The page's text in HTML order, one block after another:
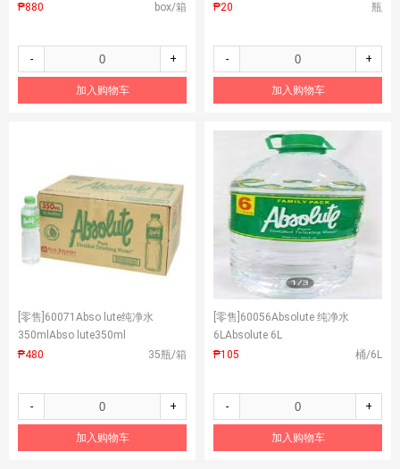
₱880
box/箱
- +
加入购物车
₱20
瓶
- +
加入购物车
[零售] 60071Abso lute纯净水
350mlAbso lute350ml
₱480
35瓶/箱
- +
加入购物车
[零售] 60056Absolute 纯净水
6LAbsolute 6L
₱105
桶/6L
- +
加入购物车